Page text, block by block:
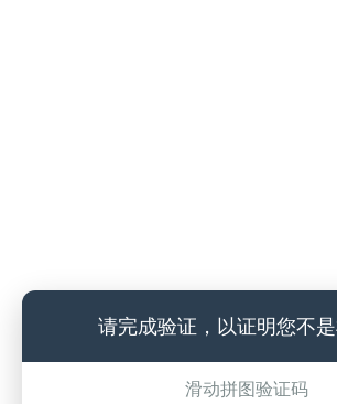
请完成验证，以证明您不
滑动拼图验证码